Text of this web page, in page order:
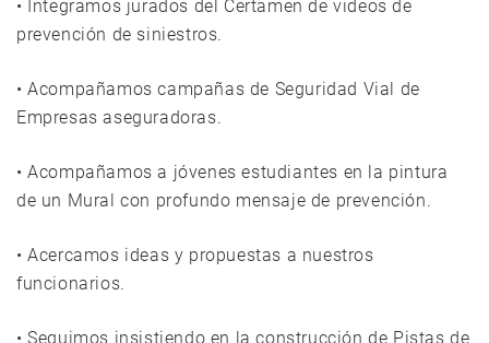
• Integramos jurados del Certamen de videos de
prevención de siniestros.
• Acompañamos campañas de Seguridad Vial de
Empresas aseguradoras.
• Acompañamos a jóvenes estudiantes en la pintura
de un Mural con profundo mensaje de prevención.
• Acercamos ideas y propuestas a nuestros
funcionarios.
• Seguimos insistiendo en la construcción de Pistas de